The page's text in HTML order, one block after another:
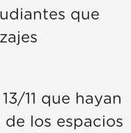
que
11 que hayan
los espacios